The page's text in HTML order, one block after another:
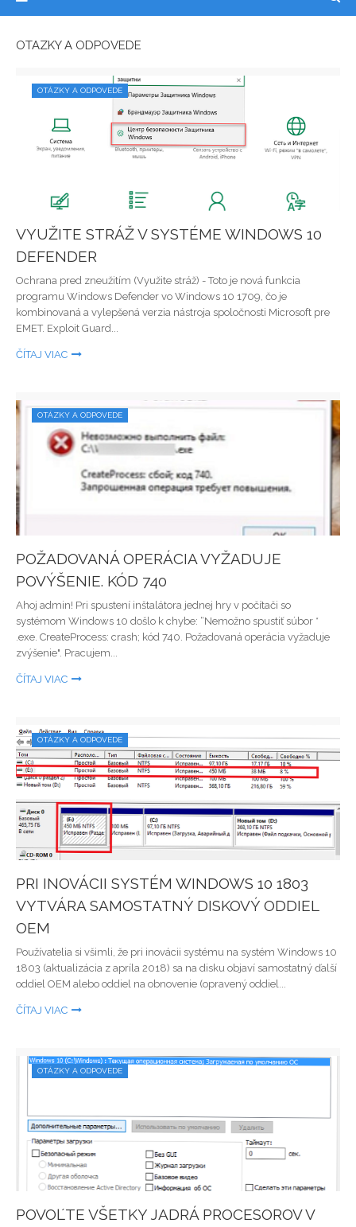
OTÁZKY A ODPOVEDE
OTÁZKY A ODPOVEDE
VYUŽITE STRÁŽ V SYSTÉME WINDOWS 10
DEFENDER
Ochrana pred zneužitím (Využite stráž) - Toto je nová funkcia
programu Windows Defender vo Windows 10 1709, čo je
kombinovaná a vylepšená verzia nástroja spoločnosti Microsoft pre
EMET. Exploit Guard...
ČÍTAJ VIAC
OTÁZKY A ODPOVEDE
POŽADOVANÁ OPERÁCIA VYŽADUJE
POVÝŠENIE. KÓD 740
Ahoj admin! Pri spustení inštalátora jednej hry v počítači so
systémom Windows 10 došlo k chybe: “Nemožno spustiť súbor *
.exe. CreateProcess: crash; kód 740. Požadovaná operácia vyžaduje
zvýšenie". Pracujem...
ČÍTAJ VIAC
OTÁZKY A ODPOVEDE
PRI INOVÁCII SYSTÉM WINDOWS 10 1803
VYTVÁRA SAMOSTATNÝ DISKOVÝ ODDIEL
OEM
Používatelia si všimli, že pri inovácii systému na systém Windows 10
1803 (aktualizácia z apríla 2018) sa na disku objaví samostatný ďalší
oddiel OEM alebo oddiel na obnovenie (opravený oddiel...
ČÍTAJ VIAC
OTÁZKY A ODPOVEDE
POVOĽTE VŠETKY JADRÁ PROCESOROV V